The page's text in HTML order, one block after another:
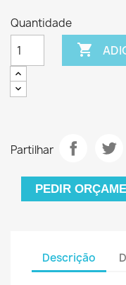
Quantidade

Partilhar
PEDIR
Descrição